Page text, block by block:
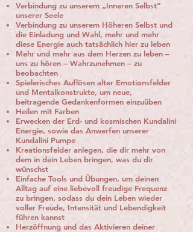
Verbindung zu unserem „Inneren Selbst“
unserer Seele
Verbindung zu unserem Höheren Selbst und
die Einladung und Wahl, mehr und mehr
diese Energie auch tatsächlich hier zu leben
Mehr und mehr aus dem Herzen zu leben –
uns zu hören – Wahrzunehmen – zu
beobachten
Spielerisches Auflösen alter Emotionsfelder
und Mentalkonstrukte, um neue,
beitragende Gedankenformen einzuüben
Heilen mit Farben
Erwecken der Erd- und kosmischen Kundalini
Energie, sowie das Anwerfen unserer
Kundalini Pumpe
Kreationsfelder anlegen, die dir mehr von
dem in dein Leben bringen, was du dir
wünschst
Einfache Tools und Übungen, um deinen
Alltag auf eine liebevoll freudige Frequenz
zu bringen, sodass du dein Leben wieder
voller Freude, Intensität und Lebendigkeit
führen kannst
Herzöffnung und das Aktivieren deiner